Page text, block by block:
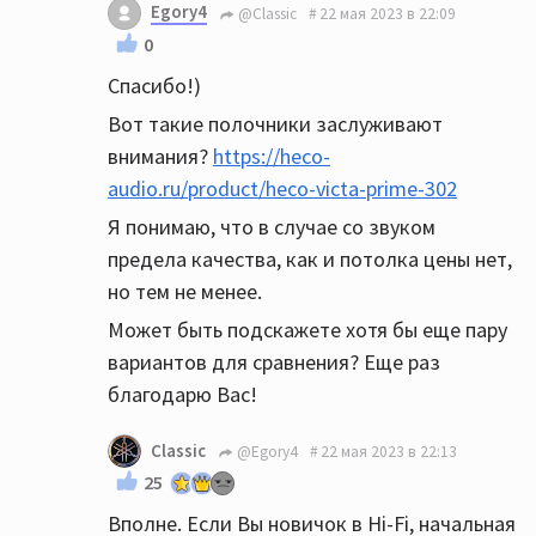
Egory4 @Classic 22 мая 2023 в 22:09
0
Спасибо!)
Вот такие полочники заслуживают
внимания? https://heco-
audio.ru/product/heco-victa-prime-302
Я понимаю, что в случае со звуком
предела качества, как и потолка цены нет,
но тем не менее.
Может быть подскажете хотя бы еще пару
вариантов для сравнения? Еще раз
благодарю Вас!
Classic @Egory4 22 мая 2023 в 22:13
25
Вполне. Если Вы новичок в Hi-Fi, начальная